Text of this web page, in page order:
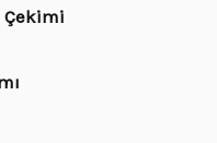
Çekimi